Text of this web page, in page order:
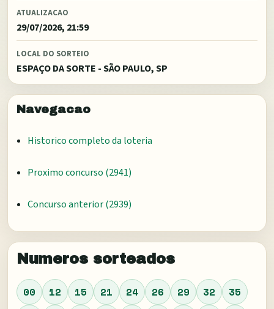
ATUALIZACAO
29/07/2026, 21:59
LOCAL DO SORTEIO
ESPAÇO DA SORTE - SÃO PAULO, SP
Navegacao
Historico completo da loteria
Proximo concurso (2941)
Concurso anterior (2939)
Numeros sorteados
00 12 15 21 24 26 29 32
35